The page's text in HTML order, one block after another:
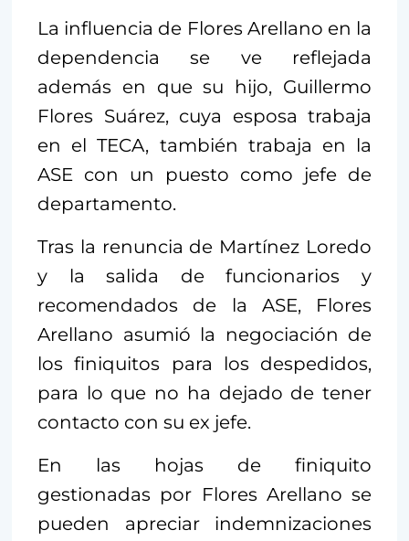
La influencia de Flores Arellano en la
dependencia se ve reflejada
además en que su hijo, Guillermo
Flores Suárez, cuya esposa trabaja
en el TECA, también trabaja en la
ASE con un puesto como jefe de
departamento.
Tras la renuncia de Martínez Loredo
y la salida de funcionarios y
recomendados de la ASE, Flores
Arellano asumió la negociación de
los finiquitos para los despedidos,
para lo que no ha dejado de tener
contacto con su ex jefe.
En las hojas de finiquito
gestionadas por Flores Arellano se
pueden apreciar indemnizaciones